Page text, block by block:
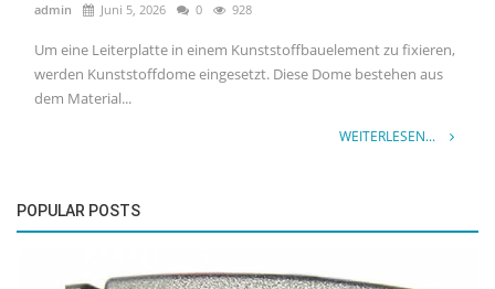
admin Juni 5, 2026 0 928
Um eine Leiterplatte in einem Kunststoffbauelement zu fixieren,
werden Kunststoffdome eingesetzt. Diese Dome bestehen aus
dem Material...
WEITERLESEN...
POPULAR POSTS